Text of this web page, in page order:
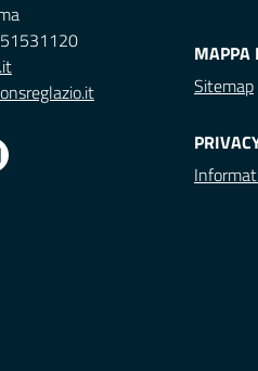
MAPPA
Sitemap